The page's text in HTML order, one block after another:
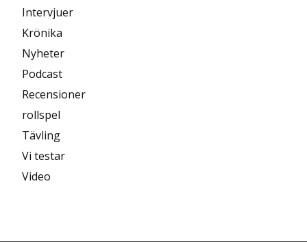
Intervjuer
Krönika
Nyheter
Podcast
Recensioner
rollspel
Tävling
Vi testar
Video